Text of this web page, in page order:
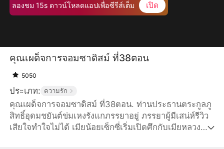
ลองชม 15s ดาวน์โหลดแอปเพื่อซีรีส์เต็ม เปิด
คุณเผด็จการจอมซาดิสม์ ที่38ตอน
5050
ประเภท: ความรัก
คุณเผด็จการจอมซาดิสม์ ที่38ตอน. ท่านประธานตระกูลภู
สิทธิ์อุดมชยันต์ข่มเหงรังแกภรรยาอยู่ ภรรยาผู้มีเสน่ห์รีวิว
เสียใจทำใจไม่ได้ เมียน้อยเซ็กซี่เริ่มเปิดศึกกับเมียหลวง